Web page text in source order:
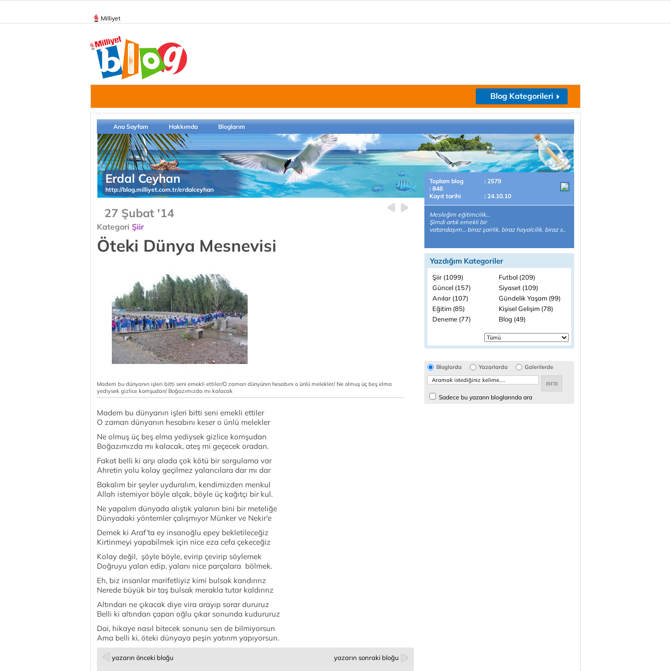
Milliyet
Blog Kategorileri
Ana Sayfam Hakkımda Bloglarım
Erdal Ceyhan
http://blog.milliyet.com.tr/erdalceyhan
27 Şubat '14
Kategori Şiir
Öteki Dünya Mesnevisi
Madem bu dünyanın işleri bitti seni emekli ettiler/O zaman dünyünın hesabını o ünlü melekler/ Ne olmuş üç beş elma
yediysek gizlice komşudan/ Boğazımızda mı kalacak
Madem bu dünyanın işleri bitti seni emekli ettiler
O zaman dünyanın hesabını keser o ünlü melekler
Ne olmuş üç beş elma yediysek gizlice komşudan
Boğazımızda mı kalacak, ateş mi geçecek oradan.
Fakat belli ki arşı alada çok kötü bir sorgulama var
Ahretin yolu kolay geçilmez yalancılara dar mı dar
Bakalım bir şeyler uyduralım, kendimizden menkul
Allah istemiyor böyle alçak, böyle üç kağıtçı bir kul.
Ne yapalım dünyada alıştık yalanın bini bir meteliğe
Dünyadaki yöntemler çalışmıyor Münker ve Nekir'e
Demek ki Araf’ta ey insanoğlu epey bekletileceğiz
Kirtinmeyi yapabilmek için nice eza cefa çekeceğiz
Kolay değil, şöyle böyle, evirip çevirip söylemek
Doğruyu yalan edip, yalanı nice parçalara bölmek.
Eh, biz insanlar marifetliyiz kimi bulsak kandırırız
Nerede büyük bir taş bulsak merakla tutar kaldırırız
Altından ne çıkacak diye vira arayıp sorar dururuz
Belli ki altından çapan oğlu çıkar sonunda kudururuz
Dai, hikaye nasıl bitecek sonunu sen de bilmiyorsun
Ama belli ki, öteki dünyaya peşin yatırım yapıyorsun.
yazarın önceki bloğu yazarın sonraki bloğu
Toplam blog
: 2579
: 848
Kayıt tarihi
: 24.10.10
Mesleğim eğitimcilik…
Şimdi artık emekli bir
vatandaşım… biraz şairlik, biraz hayalcilik, biraz s..
Yazdığım Kategoriler
Şiir (1099)
Futbol (209)
Güncel (157)
Siyaset (109)
Anılar (107)
Gündelik Yaşam (99)
Eğitim (85)
Kişisel Gelişim (78)
Deneme (77)
Blog (49)
Bloglarda Yazarlarda Galerilerde
Sadece bu yazarın bloglarında ara